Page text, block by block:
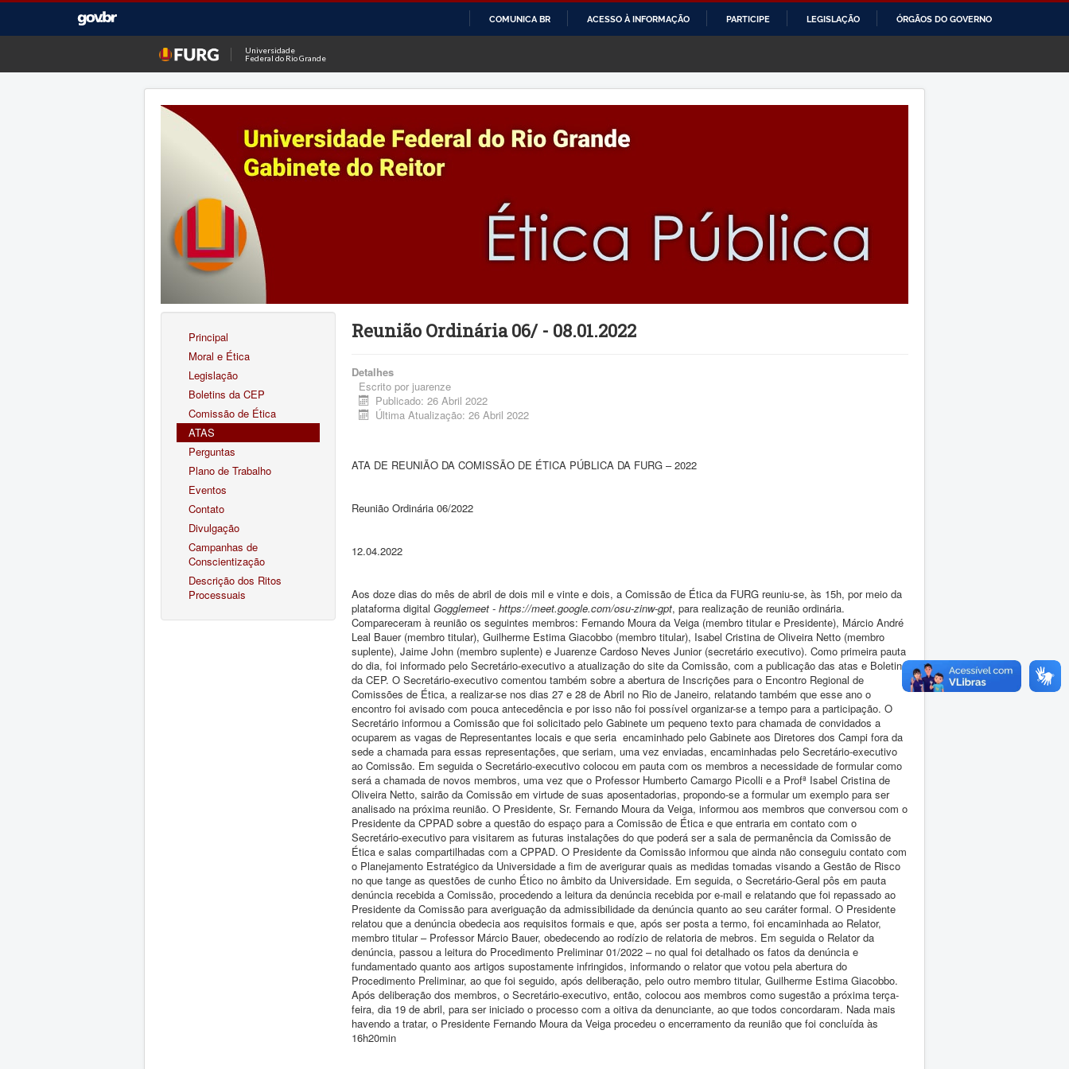
O
CONTEÚDO
COMUNICA BR ACESSO À INFORMAÇÃO PARTICIPE LEGISLAÇÃO ÓRGÃOS DO GOVERNO
Universidade
Federal do Rio Grande
Principal
Moral e Ética
Legislação
Boletins da CEP
Comissão de Ética
ATAS
Perguntas
Plano de Trabalho
Eventos
Contato
Divulgação
Campanhas de
Conscientização
Descrição dos Ritos
Processuais
Reunião Ordinária 06/ - 08.01.2022
Detalhes
Escrito por juarenze
Publicado: 26 Abril 2022
Última Atualização: 26 Abril 2022
ATA DE REUNIÃO DA COMISSÃO DE ÉTICA PÚBLICA DA FURG – 2022
Reunião Ordinária 06/2022
12.04.2022
Aos doze dias do mês de abril de dois mil e vinte e dois, a Comissão de Ética da FURG reuniu-se, às 15h, por meio da
plataforma digital Gogglemeet - https://meet.google.com/osu-zinw-gpt, para realização de reunião ordinária.
Compareceram à reunião os seguintes membros: Fernando Moura da Veiga (membro titular e Presidente), Márcio André
Leal Bauer (membro titular), Guilherme Estima Giacobbo (membro titular), Isabel Cristina de Oliveira Netto (membro
suplente), Jaime John (membro suplente) e Juarenze Cardoso Neves Junior (secretário executivo). Como primeira pauta
do dia, foi informado pelo Secretário-executivo a atualização do site da Comissão, com a publicação das atas e Boletins
da CEP. O Secretário-executivo comentou também sobre a abertura de Inscrições para o Encontro Regional de
Comissões de Ética, a realizar-se nos dias 27 e 28 de Abril no Rio de Janeiro, relatando também que esse ano o
encontro foi avisado com pouca antecedência e por isso não foi possível organizar-se a tempo para a participação. O
Secretário informou a Comissão que foi solicitado pelo Gabinete um pequeno texto para chamada de convidados a
ocuparem as vagas de Representantes locais e que seria encaminhado pelo Gabinete aos Diretores dos Campi fora da
sede a chamada para essas representações, que seriam, uma vez enviadas, encaminhadas pelo Secretário-executivo
ao Comissão. Em seguida o Secretário-executivo colocou em pauta com os membros a necessidade de formular como
será a chamada de novos membros, uma vez que o Professor Humberto Camargo Picolli e a Profª Isabel Cristina de
Oliveira Netto, sairão da Comissão em virtude de suas aposentadorias, propondo-se a formular um exemplo para ser
analisado na próxima reunião. O Presidente, Sr. Fernando Moura da Veiga, informou aos membros que conversou com o
Presidente da CPPAD sobre a questão do espaço para a Comissão de Ética e que entraria em contato com o
Secretário-executivo para visitarem as futuras instalações do que poderá ser a sala de permanência da Comissão de
Ética e salas compartilhadas com a CPPAD. O Presidente da Comissão informou que ainda não conseguiu contato com
o Planejamento Estratégico da Universidade a fim de averigurar quais as medidas tomadas visando a Gestão de Risco
no que tange as questões de cunho Ético no âmbito da Universidade. Em seguida, o Secretário-Geral pôs em pauta
denúncia recebida a Comissão, procedendo a leitura da denúncia recebida por e-mail e relatando que foi repassado ao
Presidente da Comissão para averiguação da admissibilidade da denúncia quanto ao seu caráter formal. O Presidente
relatou que a denúncia obedecia aos requisitos formais e que, após ser posta a termo, foi encaminhada ao Relator,
membro titular – Professor Márcio Bauer, obedecendo ao rodízio de relatoria de mebros. Em seguida o Relator da
denúncia, passou a leitura do Procedimento Preliminar 01/2022 – no qual foi detalhado os fatos da denúncia e
fundamentado quanto aos artigos supostamente infringidos, informando o relator que votou pela abertura do
Procedimento Preliminar, ao que foi seguido, após deliberação, pelo outro membro titular, Guilherme Estima Giacobbo.
Após deliberação dos membros, o Secretário-executivo, então, colocou aos membros como sugestão a próxima terça-
feira, dia 19 de abril, para ser iniciado o processo com a oitiva da denunciante, ao que todos concordaram. Nada mais
havendo a tratar, o Presidente Fernando Moura da Veiga procedeu o encerramento da reunião que foi concluída às
16h20min